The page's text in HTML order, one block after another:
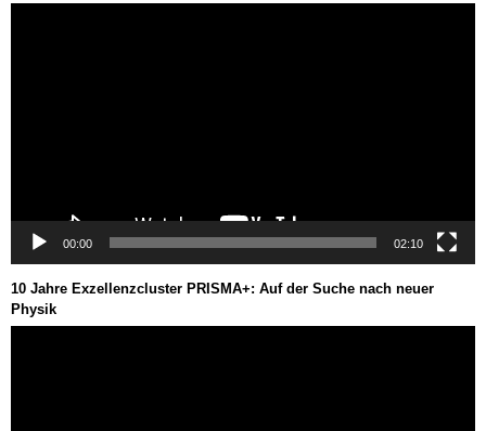
00:00 02:10
10 Jahre Exzellenzcluster PRISMA+: Auf der Suche nach neuer
Physik